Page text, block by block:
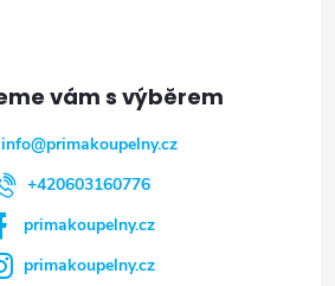
info@primakoupelny.cz
+420603160776
primakoupelny.cz
primakoupelny.cz